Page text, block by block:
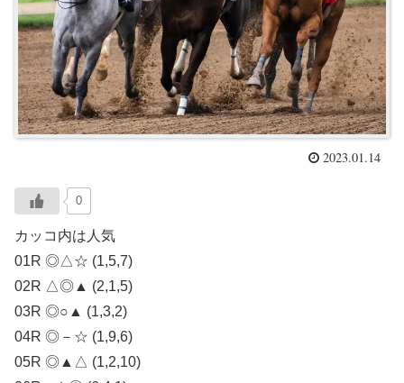
2023.01.14
0
カッコ内は人気
01R ◎△☆ (1,5,7)
02R △◎▲ (2,1,5)
03R ◎○▲ (1,3,2)
04R ◎－☆ (1,9,6)
05R ◎▲△ (1,2,10)